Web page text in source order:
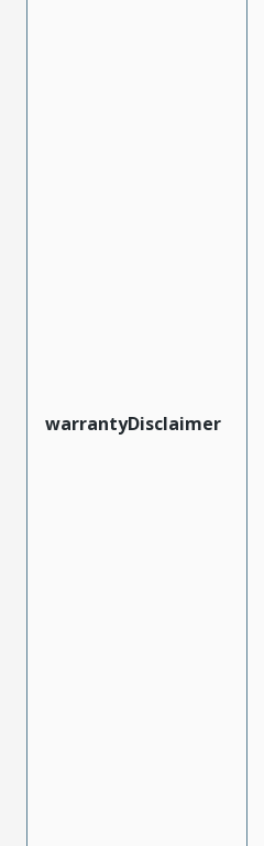
warrantyDisclaimer